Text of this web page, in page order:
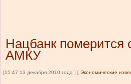
Нацбанк померится
АМКУ
[15:47 13 декабря 2010 года ] [ Экономические